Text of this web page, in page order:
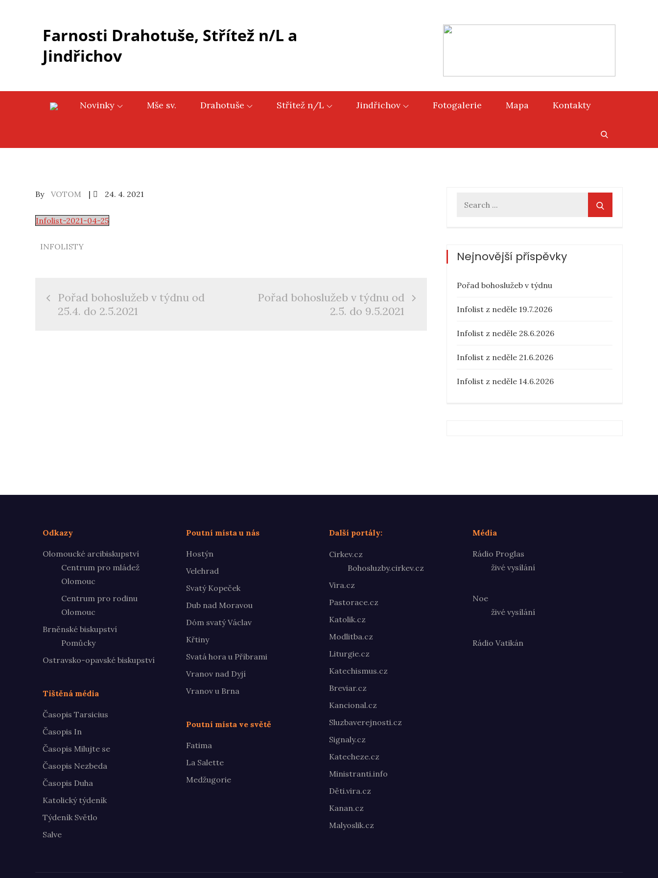
Farnosti Drahotuše, Střítež n/L a
Jindřichov
Novinky Mše sv. Drahotuše Střítež n/L Jindřichov Fotogalerie Mapa Kontakty
By VOTOM
Posted
24. 4. 2021
Infolist-2021-04-25
INFOLISTY
Navigace
pro
Pořad bohoslužeb v týdnu od
25.4. do 2.5.2021
Pořad bohoslužeb v týdnu od
2.5. do 9.5.2021
Nejnovější příspěvky
Pořad bohoslužeb v týdnu
Infolist z neděle 19.7.2026
Infolist z neděle 28.6.2026
Infolist z neděle 21.6.2026
Infolist z neděle 14.6.2026
Odkazy
Olomoucké arcibiskupství
Centrum pro mládež
Olomouc
Centrum pro rodinu
Olomouc
Brněnské biskupství
Pomůcky
Ostravsko-opavské biskupství
Tištěná média
Časopis Tarsicius
Časopis In
Časopis Milujte se
Časopis Nezbeda
Časopis Duha
Katolický týdeník
Týdeník Světlo
Salve
Poutní místa u nás
Hostýn
Velehrad
Svatý Kopeček
Dub nad Moravou
Dóm svatý Václav
Křtiny
Svatá hora u Příbrami
Vranov nad Dyjí
Vranov u Brna
Poutní místa ve světě
Fatima
La Salette
Medžugorie
Další portály:
Cirkev.cz
Bohosluzby.cirkev.cz
Vira.cz
Pastorace.cz
Katolik.cz
Modlitba.cz
Liturgie.cz
Katechismus.cz
Breviar.cz
Kancional.cz
Sluzbaverejnosti.cz
Signaly.cz
Katecheze.cz
Ministranti.info
Děti.vira.cz
Kanan.cz
Malyoslik.cz
Média
Rádio Proglas
živé vysílání
Noe
živé vysílání
Rádio Vatikán